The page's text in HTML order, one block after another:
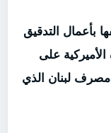
بأعمال التدقيق
على
لبنان الذي